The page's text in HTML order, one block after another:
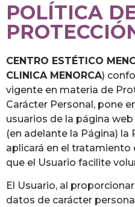
POLÍTICA
CENTRO ESTÉTICO
CLINICA MENORCA)
vigente en materia de
Carácter Personal, pone
usuarios de la página web
(en adelante la Página)
aplicará en el
que el Usuario facilite
El Usuario, al
datos de carácter